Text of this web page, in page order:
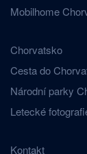
Mobilhome
Chorvatsko
Cesta do
Národní parky
Letecké
Kontakt